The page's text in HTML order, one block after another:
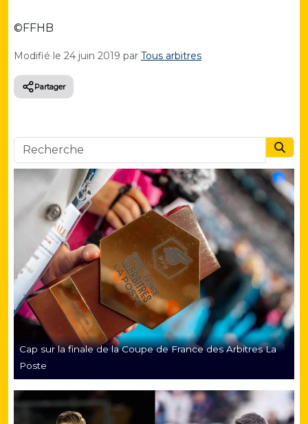
©FFHB
Modifié le 24 juin 2019 par Tous arbitres
Partager
Cap sur la finale de la Coupe de France des Arbitres La
Poste